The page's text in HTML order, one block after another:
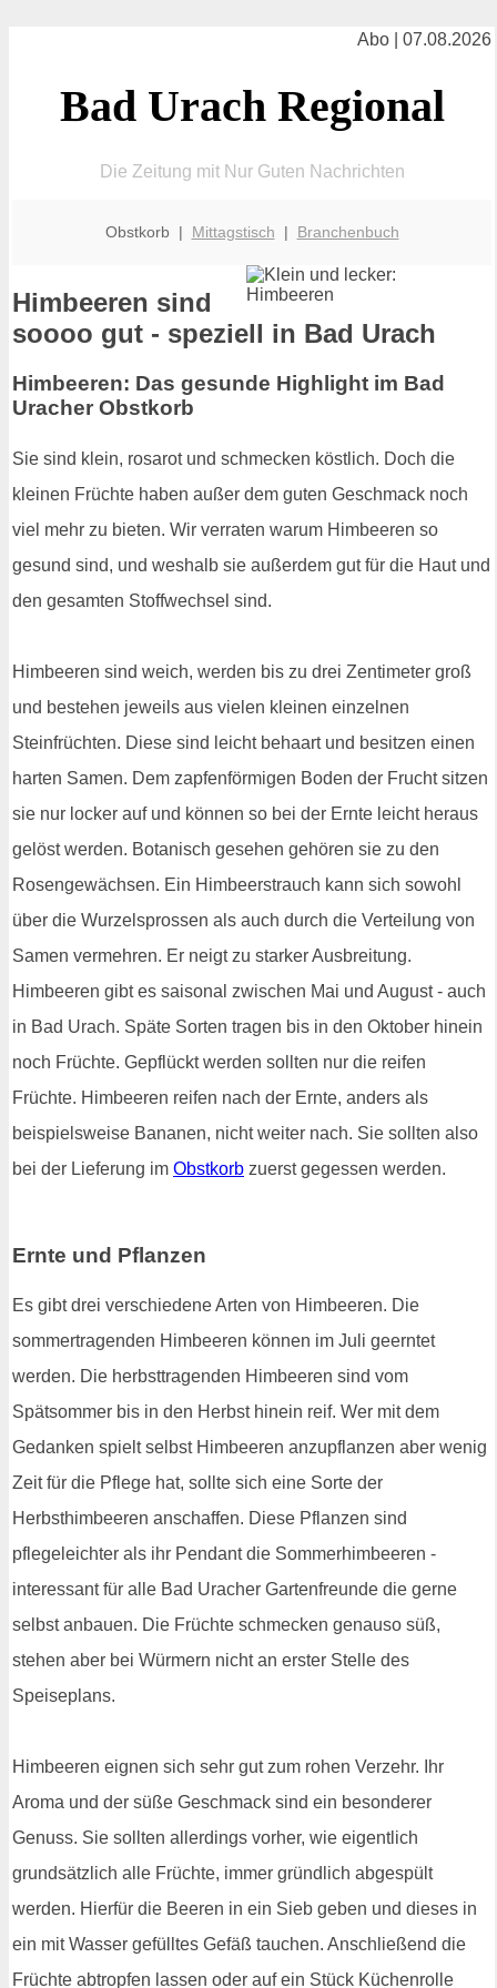
Abo | 07.08.2026
Bad Urach Regional
Die Zeitung mit Nur Guten Nachrichten
Obstkorb | Mittagstisch | Branchenbuch
Himbeeren sind
soooo gut - speziell in Bad Urach
Himbeeren: Das gesunde Highlight im Bad
Uracher Obstkorb
Sie sind klein, rosarot und schmecken köstlich. Doch die
kleinen Früchte haben außer dem guten Geschmack noch
viel mehr zu bieten. Wir verraten warum Himbeeren so
gesund sind, und weshalb sie außerdem gut für die Haut und
den gesamten Stoffwechsel sind.
Himbeeren sind weich, werden bis zu drei Zentimeter groß
und bestehen jeweils aus vielen kleinen einzelnen
Steinfrüchten. Diese sind leicht behaart und besitzen einen
harten Samen. Dem zapfenförmigen Boden der Frucht sitzen
sie nur locker auf und können so bei der Ernte leicht heraus
gelöst werden. Botanisch gesehen gehören sie zu den
Rosengewächsen. Ein Himbeerstrauch kann sich sowohl
über die Wurzelsprossen als auch durch die Verteilung von
Samen vermehren. Er neigt zu starker Ausbreitung.
Himbeeren gibt es saisonal zwischen Mai und August - auch
in Bad Urach. Späte Sorten tragen bis in den Oktober hinein
noch Früchte. Gepflückt werden sollten nur die reifen
Früchte. Himbeeren reifen nach der Ernte, anders als
beispielsweise Bananen, nicht weiter nach. Sie sollten also
bei der Lieferung im Obstkorb zuerst gegessen werden.
Ernte und Pflanzen
Es gibt drei verschiedene Arten von Himbeeren. Die
sommertragenden Himbeeren können im Juli geerntet
werden. Die herbsttragenden Himbeeren sind vom
Spätsommer bis in den Herbst hinein reif. Wer mit dem
Gedanken spielt selbst Himbeeren anzupflanzen aber wenig
Zeit für die Pflege hat, sollte sich eine Sorte der
Herbsthimbeeren anschaffen. Diese Pflanzen sind
pflegeleichter als ihr Pendant die Sommerhimbeeren -
interessant für alle Bad Uracher Gartenfreunde die gerne
selbst anbauen. Die Früchte schmecken genauso süß,
stehen aber bei Würmern nicht an erster Stelle des
Speiseplans.
Himbeeren eignen sich sehr gut zum rohen Verzehr. Ihr
Aroma und der süße Geschmack sind ein besonderer
Genuss. Sie sollten allerdings vorher, wie eigentlich
grundsätzlich alle Früchte, immer gründlich abgespült
werden. Hierfür die Beeren in ein Sieb geben und dieses in
ein mit Wasser gefülltes Gefäß tauchen. Anschließend die
Früchte abtropfen lassen oder auf ein Stück Küchenrolle